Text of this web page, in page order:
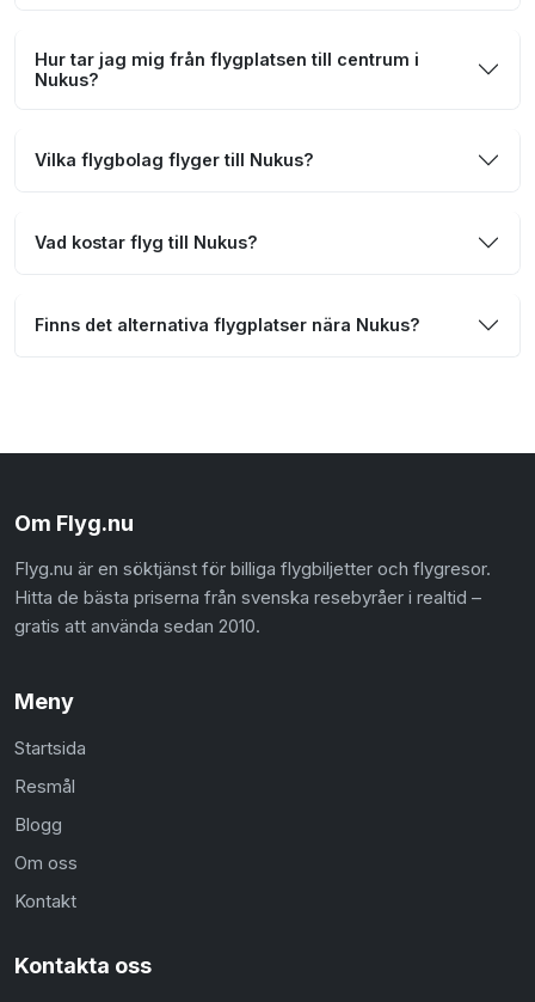
Hur tar jag mig från flygplatsen till centrum i
Nukus?
Vilka flygbolag flyger till Nukus?
Vad kostar flyg till Nukus?
Finns det alternativa flygplatser nära Nukus?
Om Flyg.nu
Flyg.nu är en söktjänst för billiga flygbiljetter och flygresor.
Hitta de bästa priserna från svenska resebyråer i realtid –
gratis att använda sedan 2010.
Meny
Startsida
Resmål
Blogg
Om oss
Kontakt
Kontakta oss